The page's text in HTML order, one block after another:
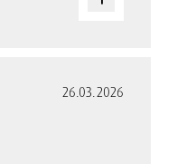
26.03.2026